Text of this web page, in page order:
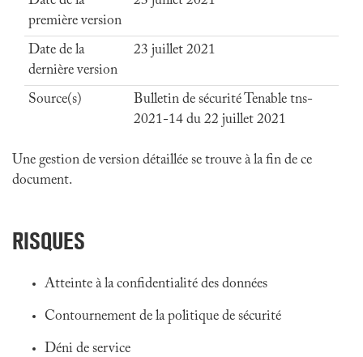
première version
Date de la
dernière version
23 juillet 2021
Source(s)
Bulletin de sécurité Tenable tns-
2021-14 du 22 juillet 2021
Une gestion de version détaillée se trouve à la fin de ce
document.
RISQUES
Atteinte à la confidentialité des données
Contournement de la politique de sécurité
Déni de service